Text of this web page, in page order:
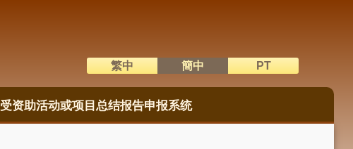
語系切換
繁中 簡中 PT
受资助活动或项目总结报告申报系统